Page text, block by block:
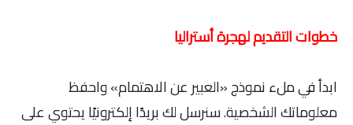
خطوات التقديم لهجرة أستراليا
ابدأ في ملء نموذج «العبير عن الاهتمام» واحفظ
معلوماتك الشخصية. سنرسل لك بريدًا إلكترونيًا يحتوي على